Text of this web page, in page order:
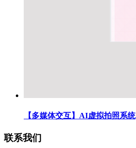
【多媒体交互】AI虚拟拍照系统
联系我们